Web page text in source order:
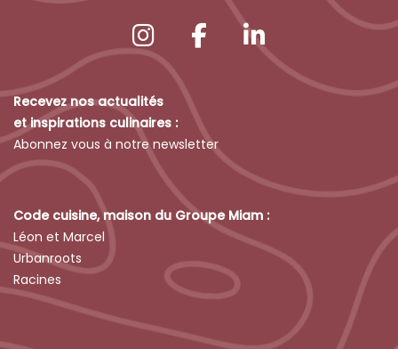
Recevez nos actualités
et inspirations culinaires :
Abonnez vous à notre newsletter
Code cuisine, maison du Groupe Miam :
Léon et Marcel
Urbanroots
Racines